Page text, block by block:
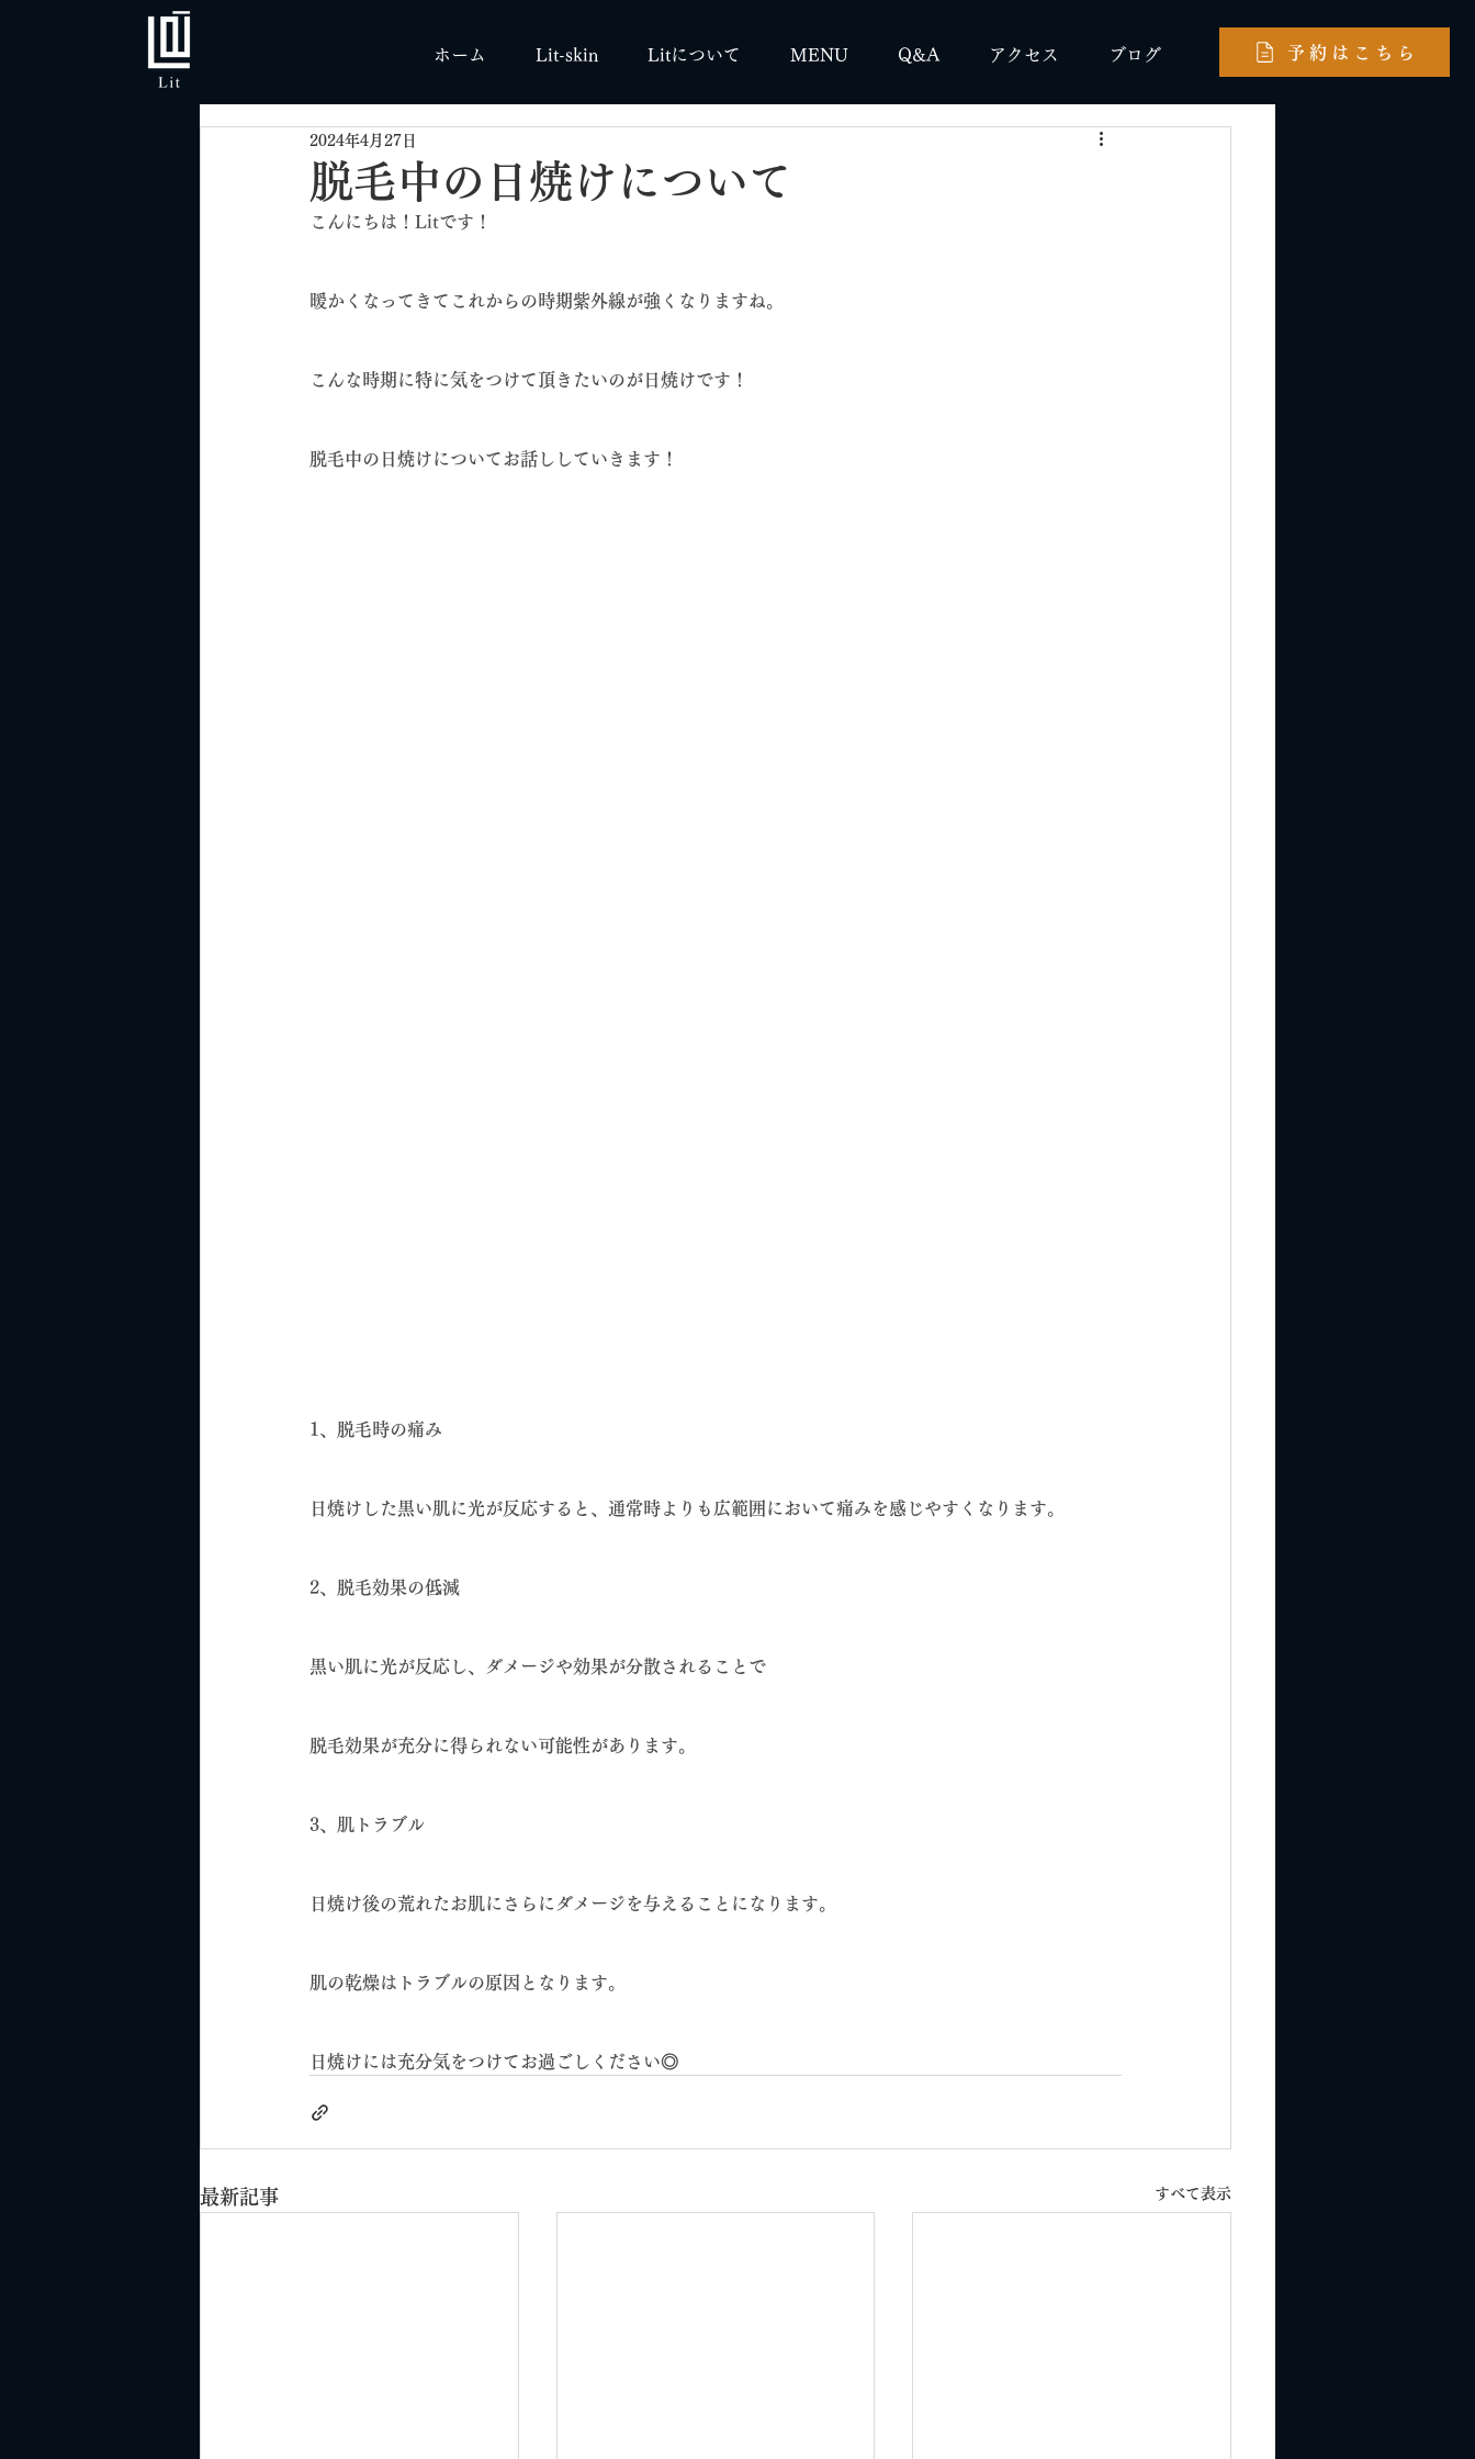
ホーム Lit-skin Litについて MENU Q&A アクセス ブログ 予約はこちら
脱毛中の日焼けについて
2024年4月27日
こんにちは！Litです！
暖かくなってきてこれからの時期紫外線が強くなりますね。
こんな時期に特に気をつけて頂きたいのが日焼けです！
脱毛中の日焼けについてお話ししていきます！
1、脱毛時の痛み
日焼けした黒い肌に光が反応すると、通常時よりも広範囲において痛みを感じやすくなります。
2、脱毛効果の低減
黒い肌に光が反応し、ダメージや効果が分散されることで
脱毛効果が充分に得られない可能性があります。
3、肌トラブル
日焼け後の荒れたお肌にさらにダメージを与えることになります。
肌の乾燥はトラブルの原因となります。
日焼けには充分気をつけてお過ごしください◎
最新記事 すべて表示